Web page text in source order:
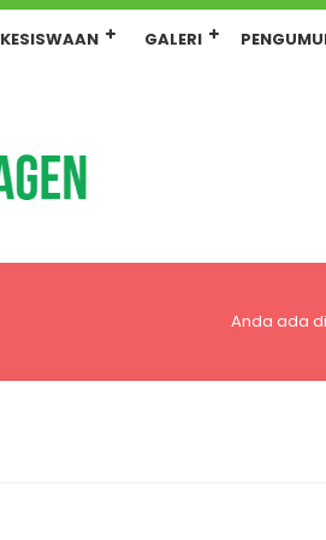
KESISWAAN GALERI
Anda ada